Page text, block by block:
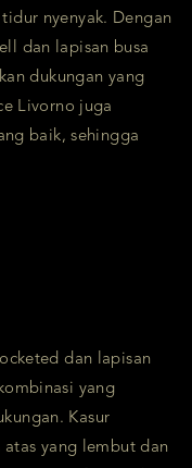
nyenyak. Dengan
dan lapisan busa
dukungan yang
Livorno juga
baik, sehingga
dan lapisan
yang
Kasur
yang lembut dan